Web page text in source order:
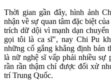
Thời gian gần đây, hình ảnh
nhận về sự quan tâm đặc biệt
trích dữ dội vì mạnh dạn
gọi tôi là ca sĩ", nay Chi Pu
những cố gắng khẳng định
là nữ nghệ sĩ vấp phải nhiều sự
rần rần thậm chí được đối xử
trí Trung Quốc.